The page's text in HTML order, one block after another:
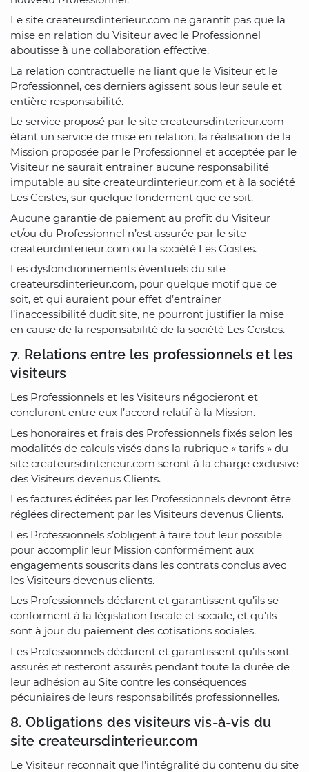
Le site createursdinterieur.com ne garantit pas que la
mise en relation du Visiteur avec le Professionnel
aboutisse à une collaboration effective.
La relation contractuelle ne liant que le Visiteur et le
Professionnel, ces derniers agissent sous leur seule et
entière responsabilité.
Le service proposé par le site createursdinterieur.com
étant un service de mise en relation, la réalisation de la
Mission proposée par le Professionnel et acceptée par le
Visiteur ne saurait entrainer aucune responsabilité
imputable au site createurdinterieur.com et à la société
Les Ccistes, sur quelque fondement que ce soit.
Aucune garantie de paiement au profit du Visiteur
et/ou du Professionnel n’est assurée par le site
createurdinterieur.com ou la société Les Ccistes.
Les dysfonctionnements éventuels du site
createursdinterieur.com, pour quelque motif que ce
soit, et qui auraient pour effet d’entraîner
l’inaccessibilité dudit site, ne pourront justifier la mise
en cause de la responsabilité de la société Les Ccistes.
7. Relations entre les professionnels et les
visiteurs
Les Professionnels et les Visiteurs négocieront et
concluront entre eux l’accord relatif à la Mission.
Les honoraires et frais des Professionnels fixés selon les
modalités de calculs visés dans la rubrique « tarifs » du
site createursdinterieur.com seront à la charge exclusive
des Visiteurs devenus Clients.
Les factures éditées par les Professionnels devront être
réglées directement par les Visiteurs devenus Clients.
Les Professionnels s’obligent à faire tout leur possible
pour accomplir leur Mission conformément aux
engagements souscrits dans les contrats conclus avec
les Visiteurs devenus clients.
Les Professionnels déclarent et garantissent qu’ils se
conforment à la législation fiscale et sociale, et qu’ils
sont à jour du paiement des cotisations sociales.
Les Professionnels déclarent et garantissent qu’ils sont
assurés et resteront assurés pendant toute la durée de
leur adhésion au Site contre les conséquences
pécuniaires de leurs responsabilités professionnelles.
8. Obligations des visiteurs vis-à-vis du
site createursdinterieur.com
Le Visiteur reconnaît que l’intégralité du contenu du site